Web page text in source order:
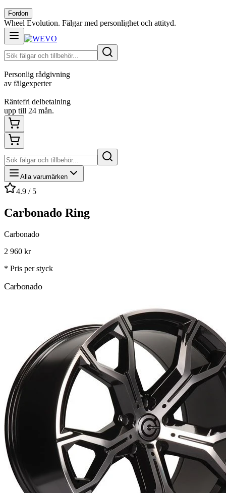
Fordon
Wheel Evolution. Fälgar med personlighet och attityd.
Personlig rådgivning
av fälgexperter
Räntefri delbetalning
upp till 24 mån.
Alla varumärken
4.9 / 5
Carbonado Ring
Carbonado
2 960 kr
* Pris per styck
Carbonado